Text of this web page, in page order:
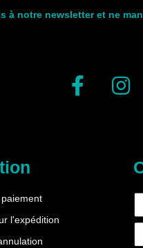
à notre newsletter et ne
l'expédition